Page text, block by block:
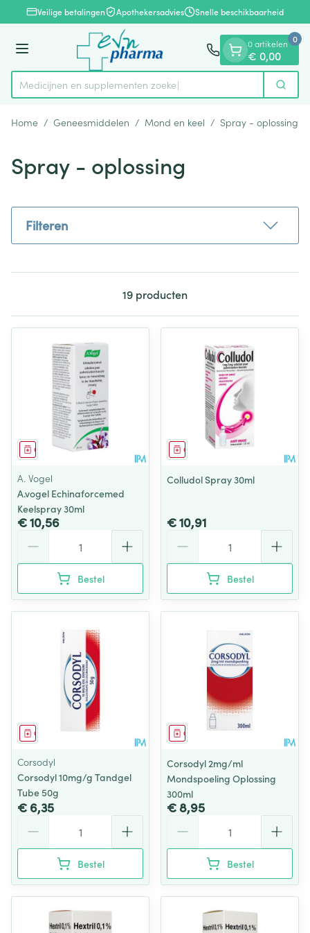
Ga naar de inhoud
1 van 1Veilige betalingen Apothekersadvies Snelle beschikbaarheid
Menu
Product, merk, categorie...
Medicijnen en sup Zoek
0 artikelen
€ 0,00
0
Home / Geneesmiddelen / Mond en keel / Spray - oplossing
Spray - oplossing
Filteren
19 producten
Geneesmiddel
A. Vogel
A.vogel Echinaforcemed
Keelspray 30ml
€ 10,56
Bestel
Geneesmiddel
Colludol Spray 30ml
€ 10,91
Bestel
Geneesmiddel
Corsodyl
Corsodyl 10mg/g Tandgel
Tube 50g
€ 6,35
Bestel
Geneesmiddel
Corsodyl 2mg/ml
Mondspoeling Oplossing
300ml
€ 8,95
Bestel